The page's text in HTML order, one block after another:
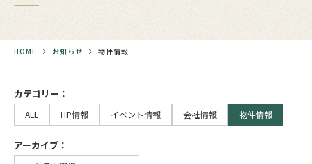
HOME お知らせ 物件情報
カテゴリー：
ALL HP情報 イベント情報 会社情報 物件情報
アーカイブ：